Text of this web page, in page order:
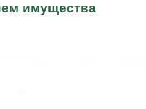
имущества